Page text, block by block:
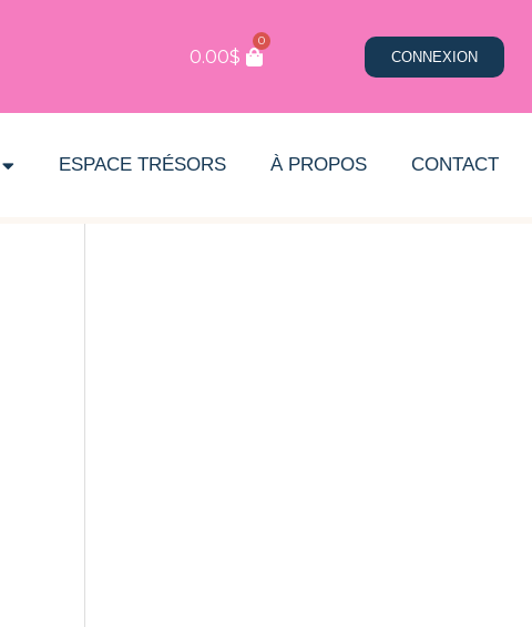
0.00$
0
CONNEXION
ESPACE TRÉSORS À PROPOS CONTACT